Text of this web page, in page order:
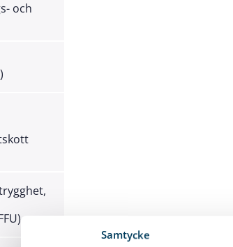
Samtycke
och